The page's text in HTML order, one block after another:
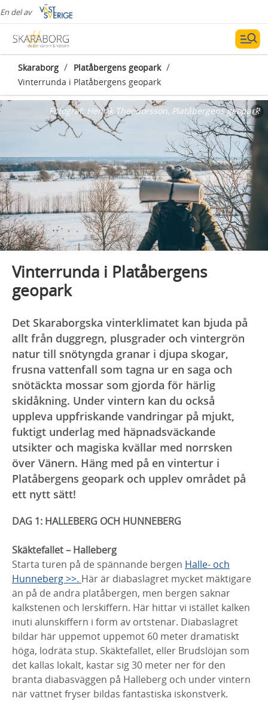
En del av
Skaraborg / Platåbergens geopark /
Vinterrunda i Platåbergens geopark
Fotograf: Henrik Theodorsson, Platåbergens geopark
Vinterrunda i Platåbergens
geopark
Det Skaraborgska vinterklimatet kan bjuda på
allt från duggregn, plusgrader och vintergrön
natur till snötyngda granar i djupa skogar,
frusna vattenfall som tagna ur en saga och
snötäckta mossar som gjorda för härlig
skidåkning. Under vintern kan du också
uppleva uppfriskande vandringar på mjukt,
fuktigt underlag med häpnadsväckande
utsikter och magiska kvällar med norrsken
över Vänern. Häng med på en vintertur i
Platåbergens geopark och upplev området på
ett nytt sätt!
DAG 1: HALLEBERG OCH HUNNEBERG
Skäktefallet – Halleberg
Starta turen på de spännande bergen Halle- och
Hunneberg >>. Här är diabaslagret mycket mäktigare
än på de andra platåbergen, men bergen saknar
kalkstenen och lerskiffern. Här hittar vi istället kalken
inuti alunskiffern i form av ortstenar. Diabaslagret
bildar här uppemot uppemot 60 meter dramatiskt
höga, lodräta stup. Skäktefallet, eller Brudslöjan som
det kallas lokalt, kastar sig 30 meter ner för den
branta diabasväggen på Halleberg och under vintern
när vattnet fryser bildas fantastiska iskonstverk.